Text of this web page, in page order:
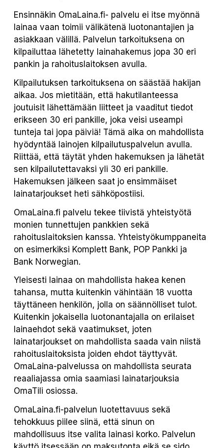
Ensinnäkin OmaLaina.fi- palvelu ei itse myönnä
lainaa vaan toimii välikätenä luotonantajien ja
asiakkaan välillä. Palvelun tarkoituksena on
kilpailuttaa lähetetty lainahakemus jopa 30 eri
pankin ja rahoituslaitoksen avulla.
Kilpailutuksen tarkoituksena on säästää hakijan
aikaa. Jos mietitään, että hakutilanteessa
joutuisit lähettämään liitteet ja vaaditut tiedot
erikseen 30 eri pankille, joka veisi useampi
tunteja tai jopa päiviä! Tämä aika on mahdollista
hyödyntää lainojen kilpailutuspalvelun avulla.
Riittää, että täytät yhden hakemuksen ja lähetät
sen kilpailutettavaksi yli 30 eri pankille.
Hakemuksen jälkeen saat jo ensimmäiset
lainatarjoukset heti sähköpostiisi.
OmaLaina.fi palvelu tekee tiivistä yhteistyötä
monien tunnettujen pankkien sekä
rahoituslaitoksien kanssa. Yhteistyökumppaneita
on esimerkiksi Komplett Bank, POP Pankki ja
Bank Norwegian.
Yleisesti lainaa on mahdollista hakea kenen
tahansa, mutta kuitenkin vähintään 18 vuotta
täyttäneen henkilön, jolla on säännölliset tulot.
Kuitenkin jokaisella luotonantajalla on erilaiset
lainaehdot sekä vaatimukset, joten
lainatarjoukset on mahdollista saada vain niistä
rahoituslaitoksista joiden ehdot täyttyvät.
OmaLaina-palvelussa on mahdollista seurata
reaaliajassa omia saamiasi lainatarjouksia
OmaTili osiossa.
OmaLaina.fi-palvelun luotettavuus sekä
tehokkuus piilee siinä, että sinun on
mahdollisuus itse valita lainasi korko. Palvelun